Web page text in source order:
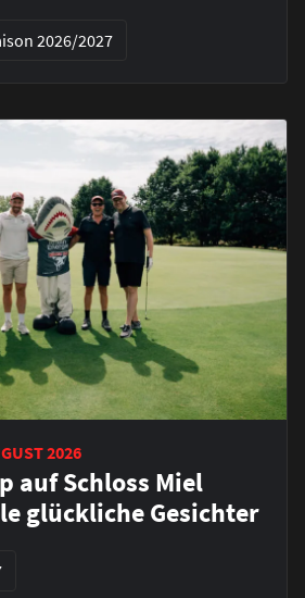
2026/2027
2026
auf Schloss Miel
glückliche Gesichter